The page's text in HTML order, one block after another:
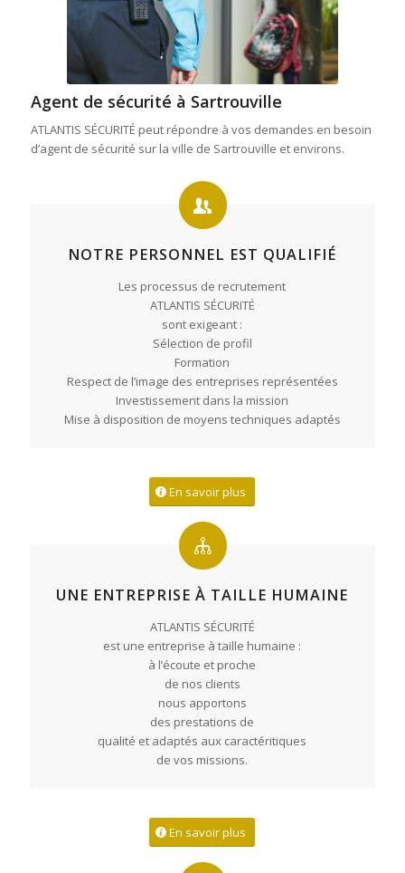
Agent de sécurité à Sartrouville
ATLANTIS SÉCURITÉ peut répondre à vos demandes en besoin
d’agent de sécurité sur la ville de Sartrouville et environs.
NOTRE PERSONNEL EST QUALIFIÉ
Les processus de recrutement
ATLANTIS SÉCURITÉ
sont exigeant :
Sélection de profil
Formation
Respect de l’image des entreprises représentées
Investissement dans la mission
Mise à disposition de moyens techniques adaptés
En savoir plus
UNE ENTREPRISE À TAILLE HUMAINE
ATLANTIS SÉCURITÉ
est une entreprise à taille humaine :
à l’écoute et proche
de nos clients
nous apportons
des prestations de
qualité et adaptés aux caractéritiques
de vos missions.
En savoir plus